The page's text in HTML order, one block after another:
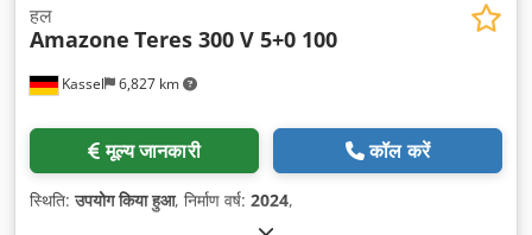
Kassel 6,827 km
हल
Amazone Teres 300 V 5+0 100
मूल्य जानकारी कॉल करें
स्थिति:उपयोग किया हुआ, निर्माण वर्ष: 2024,